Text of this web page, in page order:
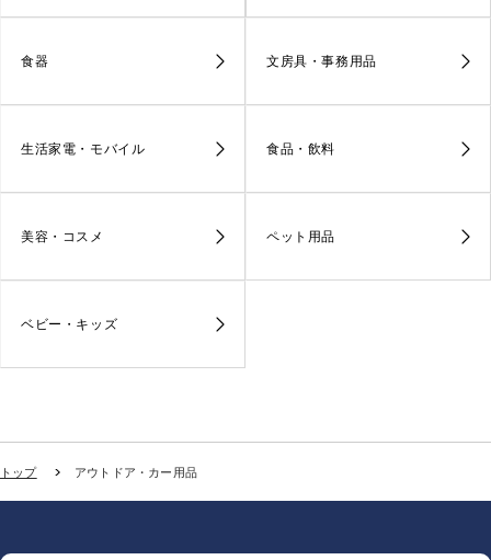
食器 文房具・事務用品
生活家電・モバイル 食品・飲料
美容・コスメ ペット用品
ベビー・キッズ
トップ アウトドア・カー用品